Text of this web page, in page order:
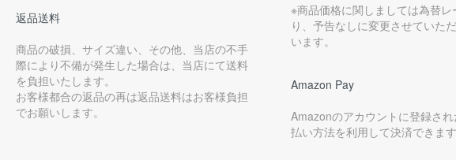
返品送料
商品の破損、サイズ違い、その他、当店の不手
際により不備が発生した場合は、当店にて送料
を負担いたします。
お客様都合の返品の再は返品送料はお客様負担
でお願いします。
※商品価格に関しましては為替レ
り、予告なしに変更させていた
います。
Amazon Pay
Amazonのアカウントに登録さ
払い方法を利用して決済できます